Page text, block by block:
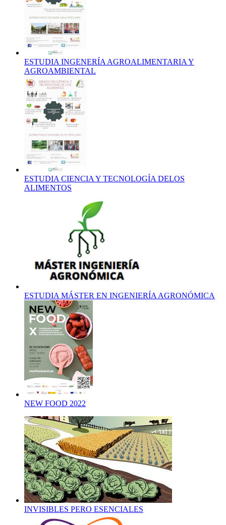
ESTUDIA INGENERÍA AGROALIMENTARIA Y
AGROAMBIENTAL
ESTUDIA CIENCIA Y TECNOLOGÍA DELOS
ALIMENTOS
ESTUDIA MÁSTER EN INGENIERÍA AGRONÓMICA
NEW FOOD 2022
INVISIBLES PERO ESENCIALES